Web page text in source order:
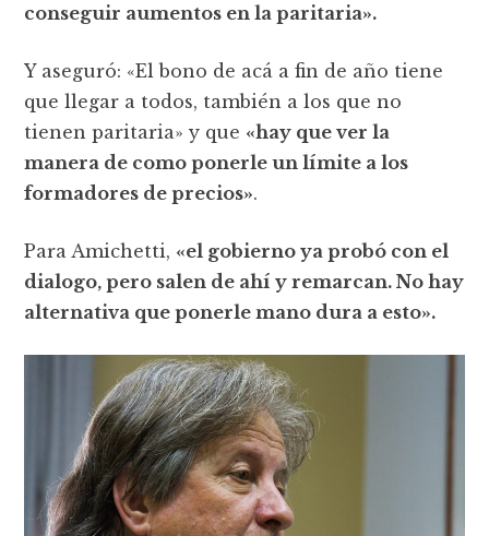
conseguir aumentos en la paritaria».
Y aseguró: «El bono de acá a fin de año tiene
que llegar a todos, también a los que no
tienen paritaria» y que «hay que ver la
manera de como ponerle un límite a los
formadores de precios».
Para Amichetti, «el gobierno ya probó con el
dialogo, pero salen de ahí y remarcan. No hay
alternativa que ponerle mano dura a esto».